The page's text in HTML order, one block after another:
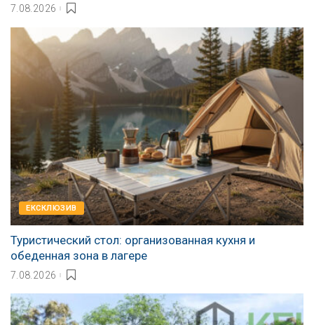
7.08.2026
EКСКЛЮЗИВ
Туристический стол: организованная кухня и
обеденная зона в лагере
7.08.2026